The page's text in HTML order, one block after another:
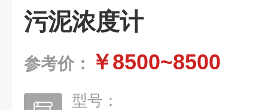
污泥浓度计
参考价： ￥8500~8500
型号：